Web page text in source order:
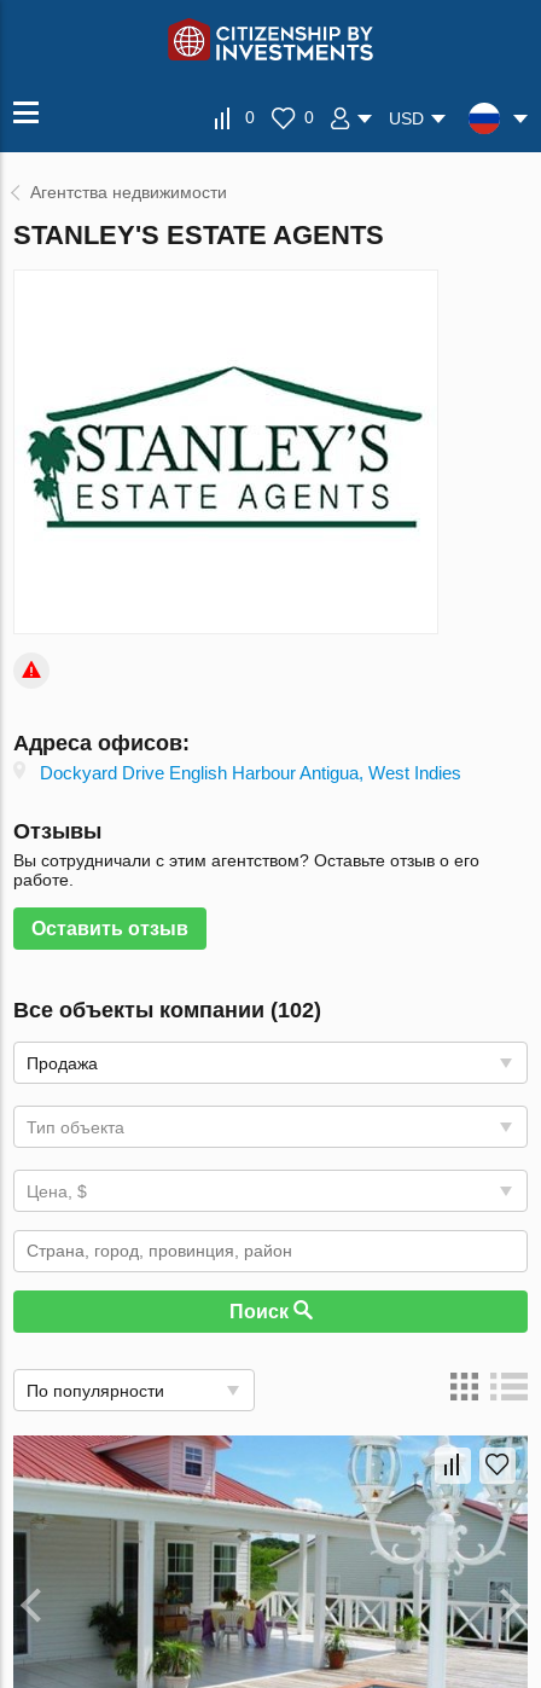
0 0 USD
Агентства недвижимости
STANLEY'S ESTATE AGENTS
Адреса офисов:
Dockyard Drive English Harbour Antigua, West Indies
Отзывы
Вы сотрудничали с этим агентством? Оставьте отзыв о его
работе.
Оставить отзыв
Все объекты компании (102)
Продажа
Тип объекта
Цена, $
Поиск
По популярности